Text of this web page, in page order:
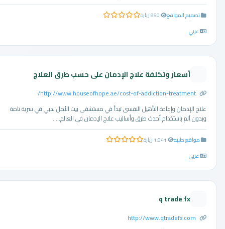
تصميم المواقع 950 زيارة 0.0 من 5 نجوم
عربي
أسعار وتكلفة علاج الإدمان على حسب طرق العلاج
http://www.houseofhope.ae/cost-of-addiction-treatment/
علاج الإدمان وإعادة التأهيل النفسى تبدأ في مستشفى بيت الأمل بدبي في سرية تامة
وبدون آلم باستخدام أحدث طرق وأساليب علاج الإدمان في العالم. ...
مواقع طبيه 1,041 زيارة 0.0 من 5 نجوم
عربي
q trade fx
http://www.qtradefx.com